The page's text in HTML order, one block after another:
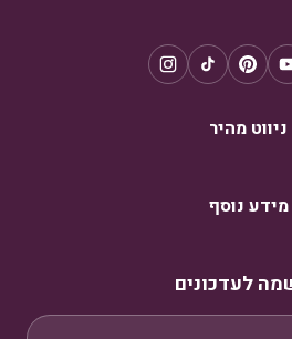
ניווט מהיר
מידע נוסף
לעדכונים